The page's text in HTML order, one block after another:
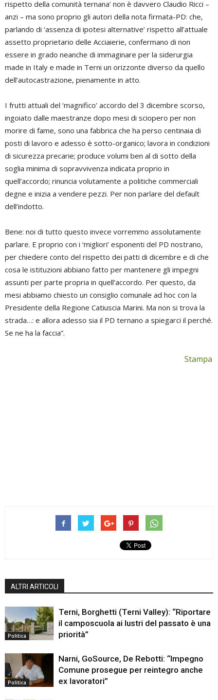
rispetto della comunità ternana’ non è davvero Claudio Ricci –
anzi – ma sono proprio gli autori della nota firmata-PD: che,
parlando di ‘assenza di ipotesi alternative’ rispetto all’attuale
assetto proprietario delle Acciaierie, confermano di non
essere in grado neanche di immaginare per la siderurgia
made in Italy e made in Terni un orizzonte diverso da quello
dell’autocastrazione, pienamente in atto.
I frutti attuali del ‘magnifico’ accordo del 3 dicembre scorso,
ingoiato dalle maestranze dopo mesi di sciopero per non
morire di fame, sono una fabbrica che ha perso centinaia di
posti di lavoro e adesso è sotto-organico; lavora in condizioni
di sicurezza precarie; produce volumi ben al di sotto della
soglia minima di sopravvivenza indicata proprio in
quell’accordo; rinuncia volutamente a politiche commerciali
degne e inizia a vendere pezzi. Per non parlare del default
dell’indotto.
Bene: noi di tutto questo invece vorremmo assolutamente
parlare. E proprio con i ‘migliori’ esponenti del PD nostrano,
per chiedere conto del rispetto dei patti di dicembre e di che
cosa le istituzioni abbiano fatto per mantenere gli impegni
assunti per parte propria in quell’accordo. Per questo, da
mesi abbiamo chiesto un consiglio comunale ad hoc con la
Presidente della Regione Catiuscia Marini. Ma non si trova la
strada…: e allora adesso sia il PD ternano a spiegarci il perché.
Se ne ha la faccia”.
Stampa
ALTRI ARTICOLI
Politica
Terni, Borghetti (Terni Valley): “Riportare
il camposcuola ai lustri del passato è una
priorità”
Politica
Narni, GoSource, De Rebotti: “Impegno
Comune prosegue per reintegro anche
ex lavoratori”